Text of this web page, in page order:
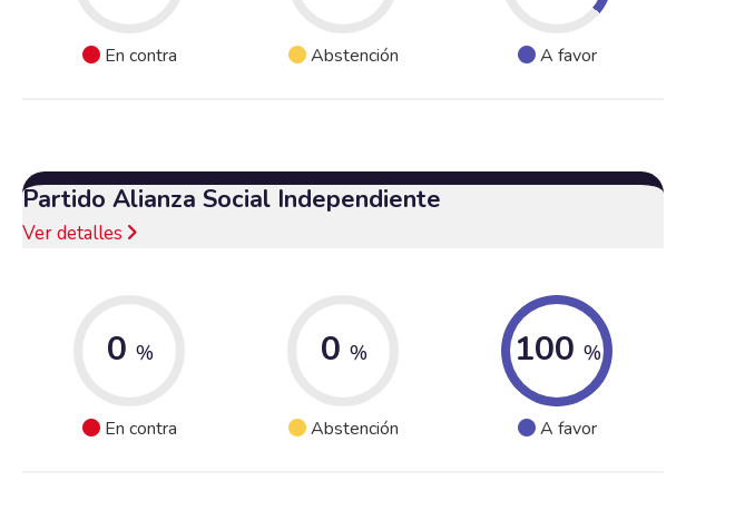
En contra Abstención A favor
Partido Alianza Social Independiente
Ver detalles
0 %
En contra
0 %
Abstención
100 %
A favor